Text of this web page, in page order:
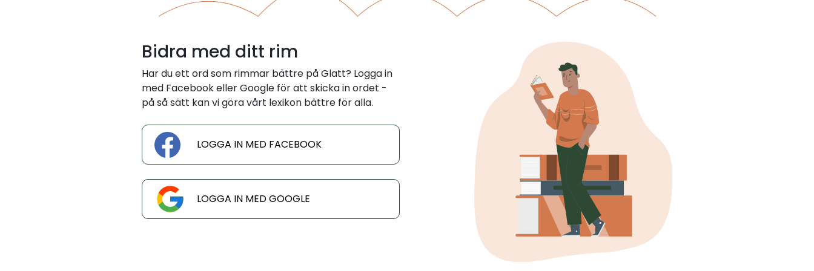
Bidra med ditt rim
Har du ett ord som rimmar bättre på Glatt? Logga in
med Facebook eller Google för att skicka in ordet -
på så sätt kan vi göra vårt lexikon bättre för alla.
LOGGA IN MED FACEBOOK
LOGGA IN MED GOOGLE